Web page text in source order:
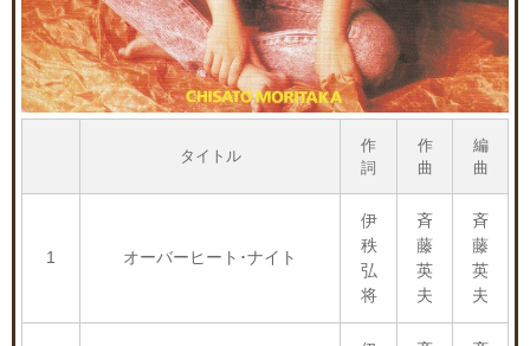
タイトル
作
詞
作
曲
編
曲
1 オーバーヒート･ナイト
伊
秩
弘
将
斉
藤
英
夫
斉
藤
英
夫